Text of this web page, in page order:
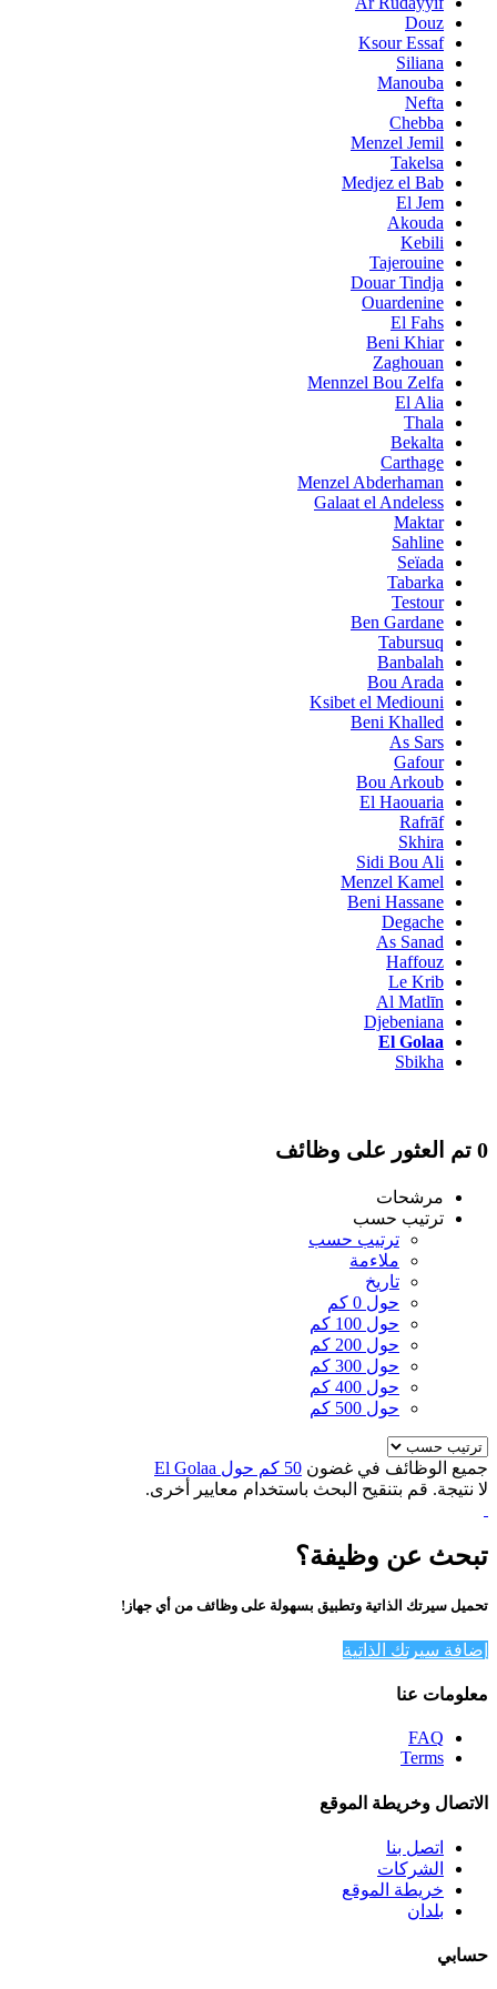
Douz
Ksour Essaf
Siliana
Manouba
Nefta
Chebba
Menzel Jemil
Takelsa
Medjez el Bab
El Jem
Akouda
Kebili
Tajerouine
Douar Tindja
Ouardenine
El Fahs
Beni Khiar
Zaghouan
Mennzel Bou Zelfa
El Alia
Thala
Bekalta
Carthage
Menzel Abderhaman
Galaat el Andeless
Maktar
Sahline
Seïada
Tabarka
Testour
Ben Gardane
Tabursuq
Banbalah
Bou Arada
Ksibet el Mediouni
Beni Khalled
As Sars
Gafour
Bou Arkoub
El Haouaria
Rafrāf
Skhira
Sidi Bou Ali
Menzel Kamel
Beni Hassane
Degache
As Sanad
Haffouz
Le Krib
Al Matlīn
Djebeniana
El Golaa
Sbikha
0 تم العثور على وظائف
مرشحات
ترتيب حسب
ترتيب حسب
ملاءمة
تاريخ
حول 0 كم
حول 100 كم
حول 200 كم
حول 300 كم
حول 400 كم
حول 500 كم
جميع الوظائف في غضون 50 كم حول El Golaa
لا نتيجة. قم بتنقيح البحث باستخدام معايير أخرى.
تبحث عن وظيفة؟
تحميل سيرتك الذاتية وتطبيق بسهولة على وظائف من أي جهاز!
إضافة سيرتك الذاتية
معلومات عنا
FAQ
Terms
الاتصال وخريطة الموقع
اتصل بنا
الشركات
خريطة الموقع
بلدان
حسابي